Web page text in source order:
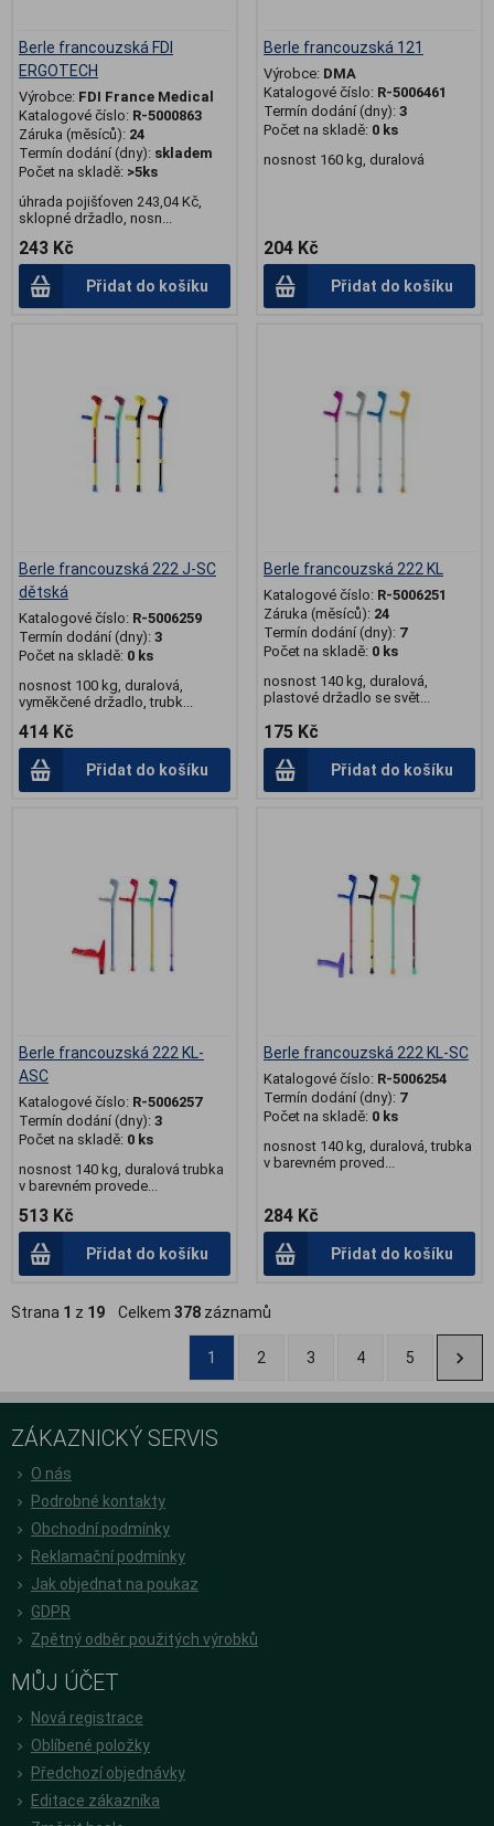
Berle francouzská FDI
ERGOTECH
Výrobce: FDI France Medical
Katalogové číslo: R-5000863
Záruka (měsíců): 24
Termín dodání (dny): skladem
Počet na skladě: >5ks
úhrada pojišťoven 243,04 Kč,
sklopné držadlo, nosn...
243 Kč
Přidat do košíku
Berle francouzská 121
Výrobce: DMA
Katalogové číslo: R-5006461
Termín dodání (dny): 3
Počet na skladě: 0 ks
nosnost 160 kg, duralová
204 Kč
Přidat do košíku
Berle francouzská 222 J-SC
dětská
Katalogové číslo: R-5006259
Termín dodání (dny): 3
Počet na skladě: 0 ks
nosnost 100 kg, duralová,
vyměkčené držadlo, trubk...
414 Kč
Přidat do košíku
Berle francouzská 222 KL
Katalogové číslo: R-5006251
Záruka (měsíců): 24
Termín dodání (dny): 7
Počet na skladě: 0 ks
nosnost 140 kg, duralová,
plastové držadlo se svět...
175 Kč
Přidat do košíku
Berle francouzská 222 KL-
ASC
Katalogové číslo: R-5006257
Termín dodání (dny): 3
Počet na skladě: 0 ks
nosnost 140 kg, duralová trubka
v barevném provede...
513 Kč
Přidat do košíku
Berle francouzská 222 KL-SC
Katalogové číslo: R-5006254
Termín dodání (dny): 7
Počet na skladě: 0 ks
nosnost 140 kg, duralová, trubka
v barevném proved...
284 Kč
Přidat do košíku
Strana 1 z 19 Celkem 378 záznamů
1 2 3 4 5
ZÁKAZNICKÝ SERVIS
O nás
Podrobné kontakty
Obchodní podmínky
Reklamační podmínky
Jak objednat na poukaz
GDPR
Zpětný odběr použitých výrobků
MŮJ ÚČET
Nová registrace
Oblíbené položky
Předchozí objednávky
Editace zákazníka